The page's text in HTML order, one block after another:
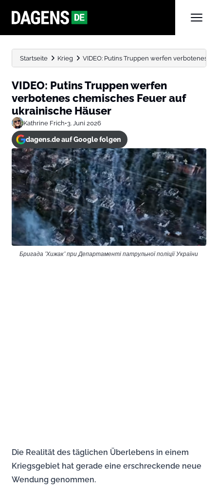
Startseite Krieg VIDEO: Putins Truppen werfen verbotenes
VIDEO: Putins Truppen werfen
verbotenes chemisches Feuer auf
ukrainische Häuser
Kathrine Frich•3. Juni 2026
dagens.de auf Google folgen
Бригада "Хижак" при Департаменті патрульної поліції України
Die Realität des täglichen Überlebens in einem
Kriegsgebiet hat gerade eine erschreckende neue
Wendung genommen.